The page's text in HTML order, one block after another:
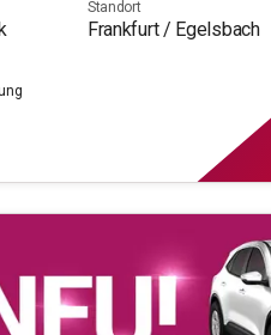
Standort
Frankfurt / Egelsbach